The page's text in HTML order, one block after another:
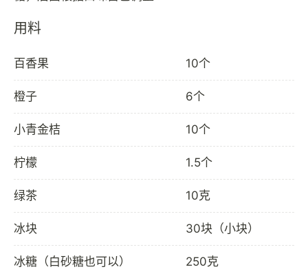
用料
百香果 10个
橙子 6个
小青金桔 10个
柠檬 1.5个
绿茶 10克
冰块 30块（小块）
冰糖（白砂糖也可以） 250克